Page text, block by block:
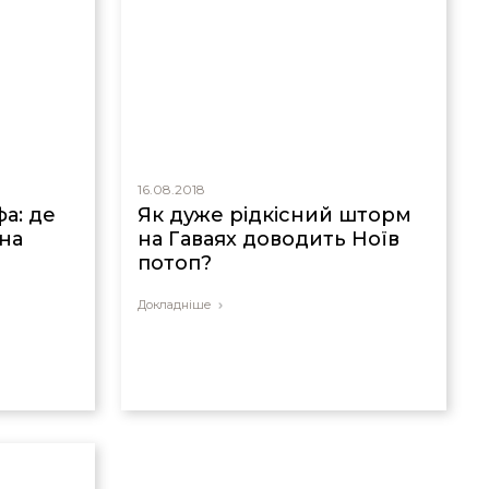
де
16.08.2018
Як дуже рідкісний шторм
на Гаваях доводить Ноїв
потоп?
Докладніше